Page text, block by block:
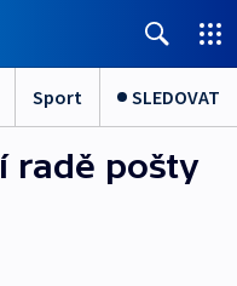
Sport SLEDOVAT
radě pošty